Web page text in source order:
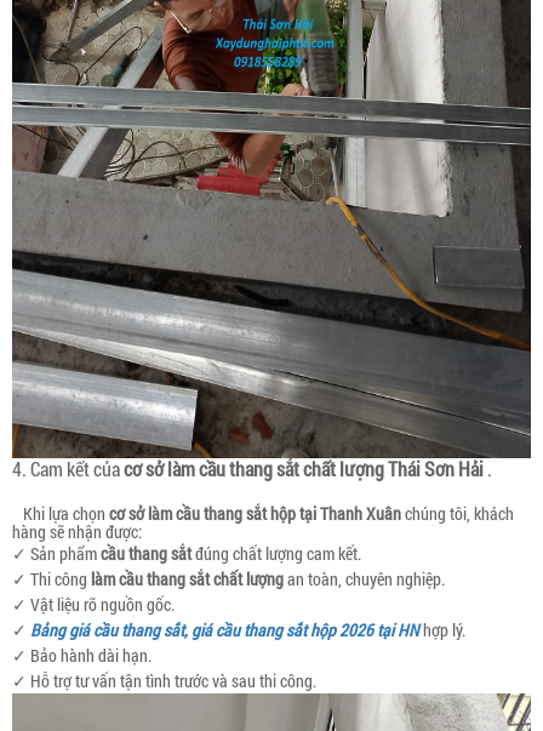
4. Cam kết củacơ sở làm cầu thang sắt chất lượngThái Sơn Hải.
Khi lựa chọn cơ sở làm cầu thang sắt hộp tại Thanh Xuânchúng tôi, khách
hàng sẽ nhận được:
✓ Sản phẩmcầu thang sắtđúng chất lượng cam kết.
✓ Thi công làm cầu thang sắt chất lượngan toàn, chuyên nghiệp.
✓ Vật liệu rõ nguồn gốc.
✓ Bảng giá cầu thang sắt, giá cầu thang sắt hộp 2026 tại HNhợp lý.
✓ Bảo hành dài hạn.
✓ Hỗ trợ tư vấn tận tình trước và sau thi công.